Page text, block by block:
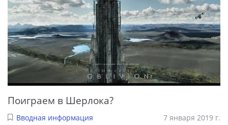
Поиграем в Шерлока?
Вводная информация 7 января 2019 г.